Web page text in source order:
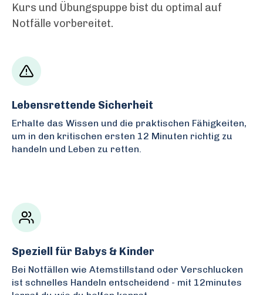
Kurs und Übungspuppe bist du optimal auf
Notfälle vorbereitet.
Lebensrettende Sicherheit
Erhalte das Wissen und die praktischen Fähigkeiten,
um in den kritischen ersten 12 Minuten richtig zu
handeln und Leben zu retten.
Speziell für Babys & Kinder
Bei Notfällen wie Atemstillstand oder Verschlucken
ist schnelles Handeln entscheidend - mit 12minutes